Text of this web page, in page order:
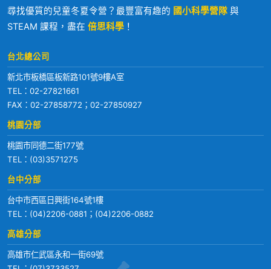
尋找優質的兒童冬夏令營？最豐富有趣的 國小科學營隊 與
STEAM 課程，盡在 倍思科學 ！
台北總公司
新北市板橋區板新路101號9樓A室
TEL： 02-27821661
FAX：02-27858772；02-27850927
桃園分部
桃園市同德二街177號
TEL： (03)3571275
台中分部
台中市西區日興街164號1樓
TEL： (04)2206-0881 ； (04)2206-0882
高雄分部
高雄市仁武區永和一街69號